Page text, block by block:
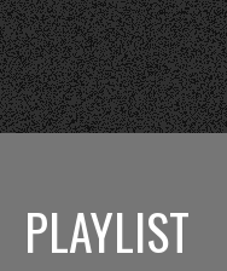
PLAYLIST